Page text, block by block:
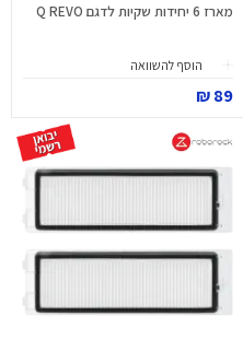
מארז 6 יחידות שקיות לדגם Q REVO
הוסף להשוואה
89 ₪